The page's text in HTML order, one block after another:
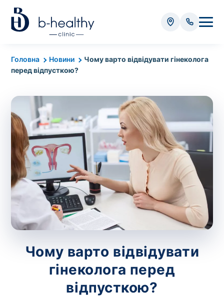
Головна Новини
Чому варто відвідувати гінеколога
перед відпусткою?
Чому варто відвідувати
гінеколога перед
відпусткою?
Аналізи
* Додатково оплачується (залежно від виду аналізу):
Вартість забору крові - 50 грн
Вартість забору біоматеріалу (крім крові) - від
35 грн
Всього: 0 грн
Попередній запис на дослідження не
потрібний. Виняток становлять мазки та
зіскрібки. Взяття біоматеріалу для них
виконує лікар – необхідий
запис до фахівця
Аналіз вдома
Зберегти